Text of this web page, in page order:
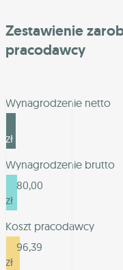
Zestawienie
pracodawcy
Wynagrodzenie netto
zł
Wynagrodzenie brutto
80,00
zł
Koszt pracodawcy
96,39
zł